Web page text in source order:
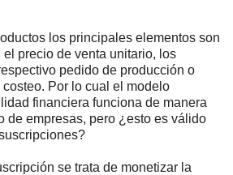
los principales elementos son
el precio de venta unitario, los
pedido de producción o
Por lo cual el modelo
financiera funciona de manera
de empresas, pero ¿esto es válido
se trata de monetizar la